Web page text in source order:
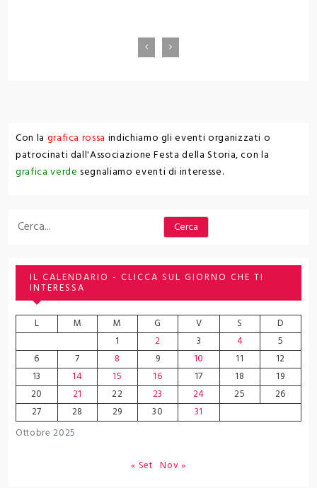
Con la grafica rossa indichiamo gli eventi organizzati o
patrocinati dall'Associazione Festa della Storia, con la
grafica verde segnaliamo eventi di interesse.
Cerca Cerca
IL CALENDARIO - CLICCA SUL GIORNO CHE TI
INTERESSA
Ottobre 2025
L M M G V S
D
1
2 3 4
5
6
7 8 9 10 11
12
13
14 15 16 17 18
19
20
21 22 23 24 25
26
27
28 29 30 31
« Set Nov »